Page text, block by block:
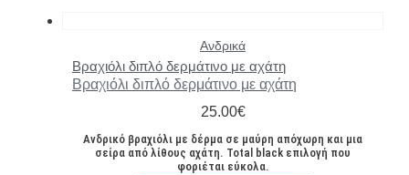
Ανδρικά
Βραχιόλι διπλό δερμάτινο με αχάτη
Βραχιόλι διπλό δερμάτινο με αχάτη
25.00€
Ανδρικό βραχιόλι με δέρμα σε μαύρη απόχωρη και μια
σείρα από λίθους αχάτη. Total black επιλογή που
φοριέται εύκολα.